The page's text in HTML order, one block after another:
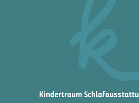
Kindertraum